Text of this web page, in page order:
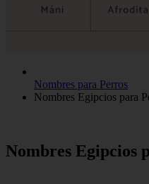
Nombres para Perros
Nombres Egipcios para
Nombres Egipcios